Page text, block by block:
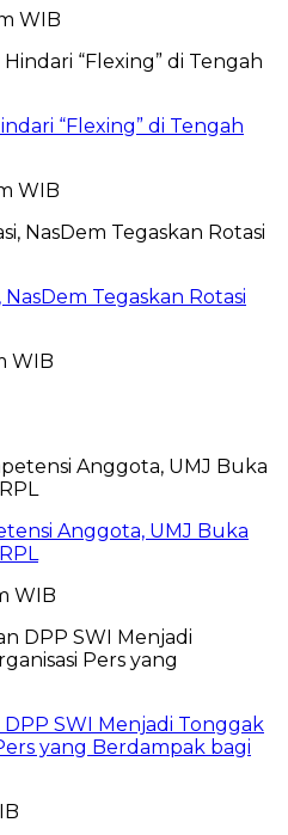
WIB
“Flexing” di Tengah
WIB
Tegaskan Rotasi
WIB
Anggota, UMJ Buka
WIB
SWI Menjadi Tonggak
yang Berdampak bagi